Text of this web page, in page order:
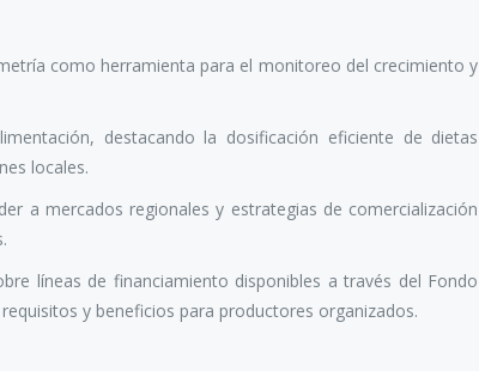
como herramienta para el monitoreo del crecimiento y
destacando la dosificación eficiente de dietas
locales.
a mercados regionales y estrategias de comercialización
líneas de financiamiento disponibles a través del Fondo
y beneficios para productores organizados.